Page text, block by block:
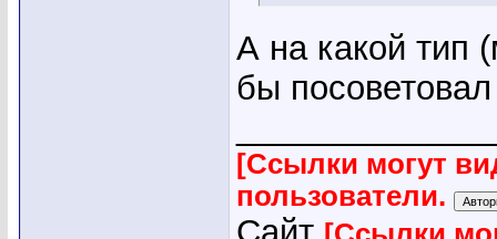
А на какой тип
бы
[Ссылки могут
пользователи.